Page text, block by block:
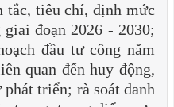
tắc, tiêu chí, định mức
đoạn 2026 - 2030;
đầu tư công năm
quan đến huy động,
triển; rà soát danh